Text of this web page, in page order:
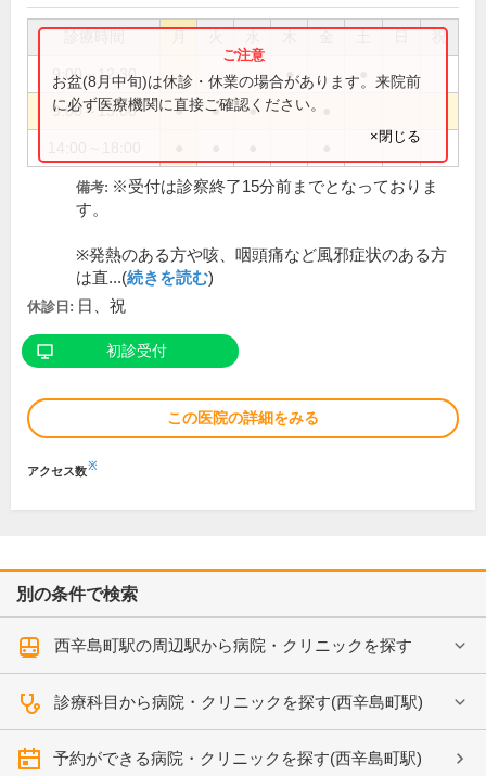
祝
9:00～12:30 ●
9:00～13:00 ● ● ●
お盆(8月中旬)は休診・休業の場合があります。来院前
に必ず医療機関に直接ご確認ください。
×閉じる
備考: ※受付は診察終了15分前までとなっておりま
す。
※発熱のある方や咳、咽頭痛など風邪症状のある方
は直...(続きを読む)
休診日: 日、祝
初診受付
この医院の詳細をみる
アクセス数※
別の条件で検索
西辛島町駅の周辺駅から病院・クリニックを探す
診療科目から病院・クリニックを探す(西辛島町駅)
予約ができる病院・クリニックを探す(西辛島町駅)